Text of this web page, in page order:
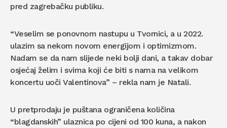
pred zagrebačku publiku.
“Veselim se ponovnom nastupu u Tvornici, a u 2022.
ulazim sa nekom novom energijom i optimizmom.
Nadam se da nam slijede neki bolji dani, a takav dobar
osjećaj želim i svima koji će biti s nama na velikom
koncertu uoči Valentinova” – rekla nam je Natali.
U pretprodaju je puštana ograničena količina
“blagdanskih” ulaznica po cijeni od 100 kuna, a nakon